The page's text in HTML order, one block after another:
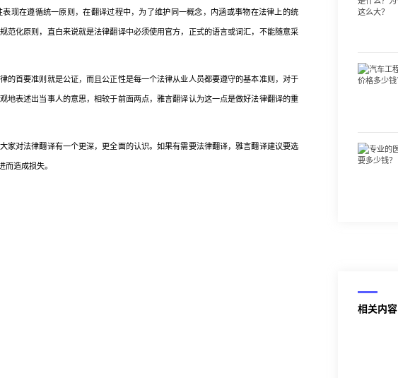
在遵循统一原则，在翻译过程中，为了维护同一概念，内涵或事物在法律上的统
范化原则，直白来说就是法律翻译中必须使用官方，正式的语言或词汇，不能随意采
首要准则就是公证，而且公正性是每一个法律从业人员都要遵守的基本准则，对于
地表述出当事人的意思，相较于前面两点，雅言翻译认为这一点是做好法律翻译的重
对法律翻译有一个更深，更全面的认识。如果有需要法律翻译，雅言翻译建议要选
造成损失。
相关内容